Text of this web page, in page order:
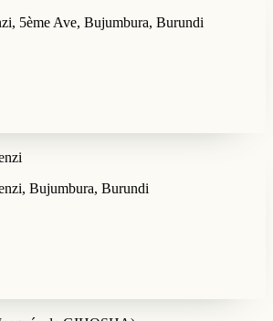
5ème Ave, Bujumbura, Burundi
Bujumbura, Burundi